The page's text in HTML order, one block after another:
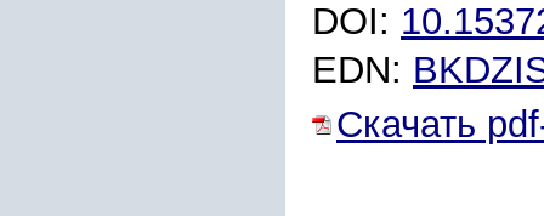
DOI:
EDN:
Скачать